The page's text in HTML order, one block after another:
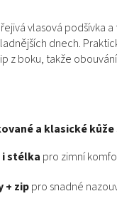
vlasová podšívka
dnech.
z boku, takže
a klasické kůže
i stélka pro zimní
+ zippro snadné